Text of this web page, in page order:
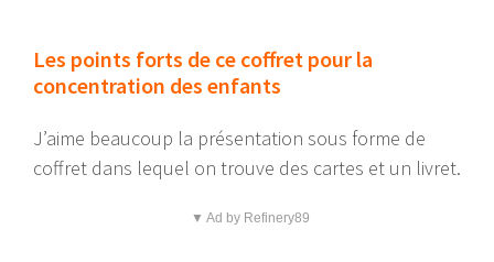
Les points forts de ce coffret pour la
concentration des enfants
J’aime beaucoup la présentation sous forme de
coffret dans lequel on trouve des cartes et un livret.
▼ Ad by Refinery89